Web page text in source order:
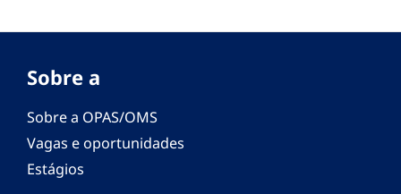
Sobre a
Sobre a OPAS/OMS
Vagas e oportunidades
Estágios